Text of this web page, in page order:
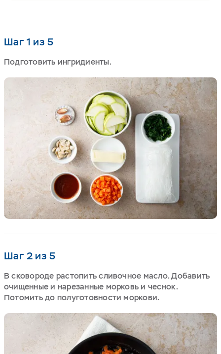
Шаг 1 из 5
Подготовить ингридиенты.
Шаг 2 из 5
В сковороде растопить сливочное масло. Добавить
очищенные и нарезанные морковь и чеснок.
Потомить до полуготовности моркови.